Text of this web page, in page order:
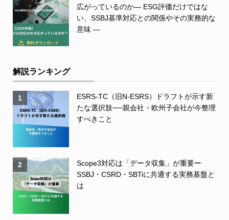
広がっているのか― ESG評価だけではな
い、SSBJ基準対応との関係やその実務的な
意味 ―
解説ランキング
1
ESRS-TC（旧N-ESRS）ドラフトが示す新
たな選択肢──親会社・欧州子会社が今整理
すべきこと
2
Scope3対応は「データ収集」が重要ー
SSBJ・CSRD・SBTiに共通する実務基盤と
は